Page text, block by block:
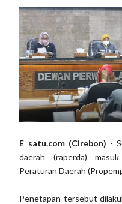
E satu.com (Cirebon) -
daerah (raperda)
Peraturan Daerah
Penetapan tersebut